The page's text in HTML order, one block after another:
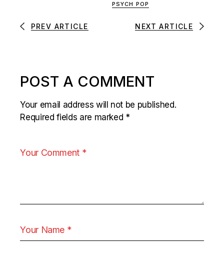
PSYCH POP
PREV ARTICLE NEXT ARTICLE
POST A COMMENT
Your email address will not be published.
Required fields are marked *